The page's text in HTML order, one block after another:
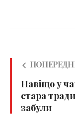
Навіщо у
стара
забули